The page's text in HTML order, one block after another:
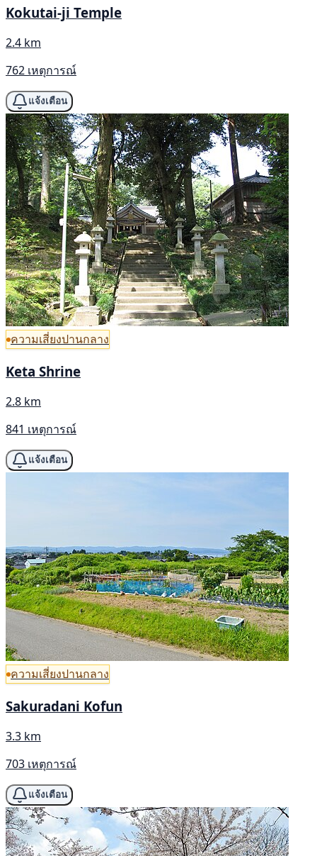
Kokutai-ji Temple
2.4 km
762 เหตุการณ์
แจ้งเตือน
ความเสี่ยงปานกลาง
Keta Shrine
2.8 km
841 เหตุการณ์
แจ้งเตือน
ความเสี่ยงปานกลาง
Sakuradani Kofun
3.3 km
703 เหตุการณ์
แจ้งเตือน